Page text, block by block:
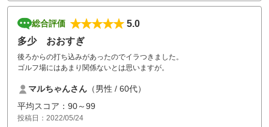
総合評価
5.0
多少 おおすぎ
後ろからの打ち込みがあったのでイラつきました。
ゴルフ場にはあまり関係ないとは思いますが。
マルちゃんさん （男性 / 60代）
平均スコア：90～99
投稿日：2022/05/24